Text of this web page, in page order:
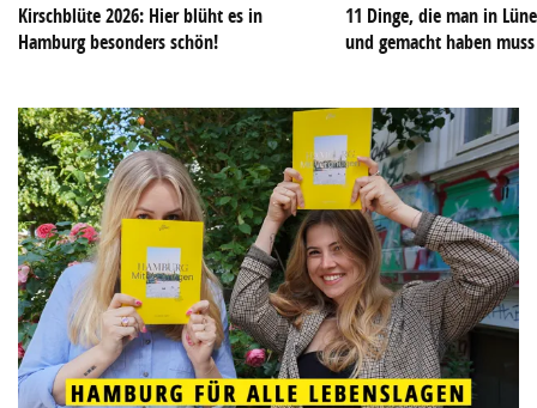
Kirschblüte 2026: Hier blüht es in
Hamburg besonders schön!
11 Dinge, die man in
und gemacht haben muss